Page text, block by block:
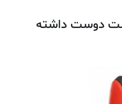
دوست داشته